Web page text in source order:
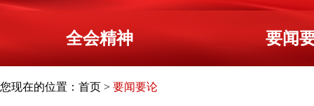
全会精神 要闻
您现在的位置： 首页 > 要闻要论